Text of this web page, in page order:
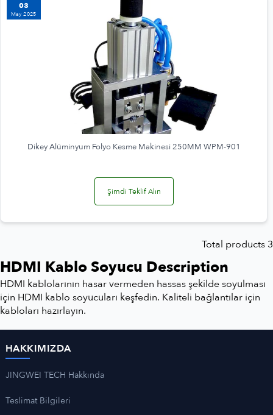
03
May 2025
Dikey Alüminyum Folyo Kesme Makinesi 250MM WPM-901
Şimdi Teklif Alın
Total products 3
HDMI Kablo Soyucu Description
HDMI kablolarının hasar vermeden hassas şekilde soyulması
için HDMI kablo soyucuları keşfedin. Kaliteli bağlantılar için
kabloları hazırlayın.
HAKKIMIZDA
JINGWEI TECH Hakkında
Teslimat Bilgileri